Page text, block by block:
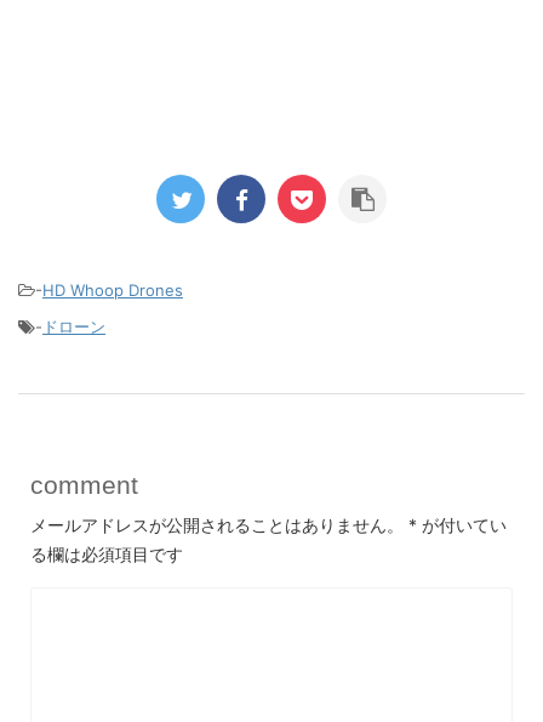
-HD Whoop Drones
- ドローン
comment
メールアドレスが公開されることはありません。 * が付いてい
る欄は必須項目です